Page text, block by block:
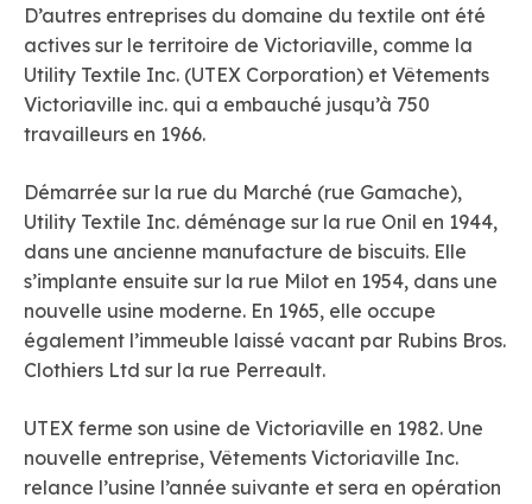
D’autres entreprises du domaine du textile ont été
actives sur le territoire de Victoriaville, comme la
Utility Textile Inc. (UTEX Corporation) et Vêtements
Victoriaville inc. qui a embauché jusqu’à 750
travailleurs en 1966.
Démarrée sur la rue du Marché (rue Gamache),
Utility Textile Inc. déménage sur la rue Onil en 1944,
dans une ancienne manufacture de biscuits. Elle
s’implante ensuite sur la rue Milot en 1954, dans une
nouvelle usine moderne. En 1965, elle occupe
également l’immeuble laissé vacant par Rubins Bros.
Clothiers Ltd sur la rue Perreault.
UTEX ferme son usine de Victoriaville en 1982. Une
nouvelle entreprise, Vêtements Victoriaville Inc.
relance l’usine l’année suivante et sera en opération